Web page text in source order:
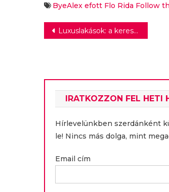
ByeAlex efott Flo Rida Follow
Bejegyzés
Luxuslakások: a kereslet mindig nagyobb, mint a kínálat
IRATKOZZON FEL HETI
Hírlevelünkben szerdánként
le! Nincs más dolga, mint
Email cím